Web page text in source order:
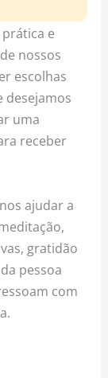
e
nossos
escolhas
desejamos
uma
receber
ajudar a
gratidão
pessoa
com